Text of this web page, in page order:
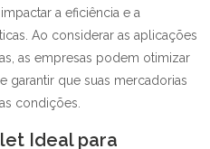
a eficiência e a
Ao considerar as aplicações
as empresas podem otimizar
garantir que suas mercadorias
condições.
Ideal para